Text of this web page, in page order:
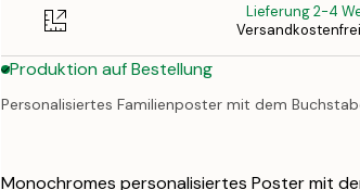
50x70 cm
Lieferung 2-4
Produktion auf Bestellung
Personalisiertes Familienposter mit dem
Monochromes personalisiertes Poster mit